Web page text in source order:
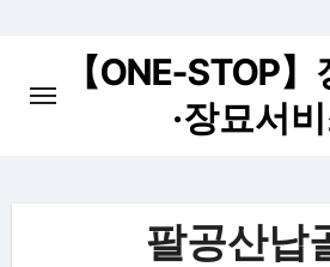
【ONE-STOP
·장묘서
팔공산납